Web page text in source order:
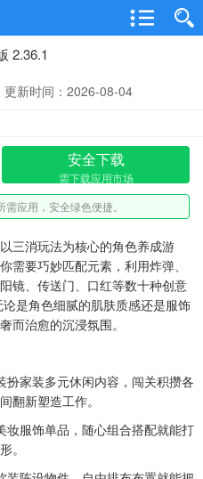
2.36.1
更新时间：2026-08-04
安全下载
需下载应用市场
应用，安全绿色便捷。
三消玩法为核心的角色养成游
需要巧妙匹配元素，利用炸弹、
镜、传送门、口红等数十种创意
是角色细腻的肌肤质感还是服饰
而治愈的沉浸氛围。
家装多元休闲内容，闯关积攒各
翻新塑造工作。
服饰单品，随心组合搭配就能打
。